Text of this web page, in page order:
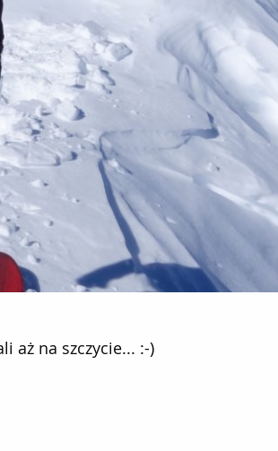
aż na szczycie... :-)